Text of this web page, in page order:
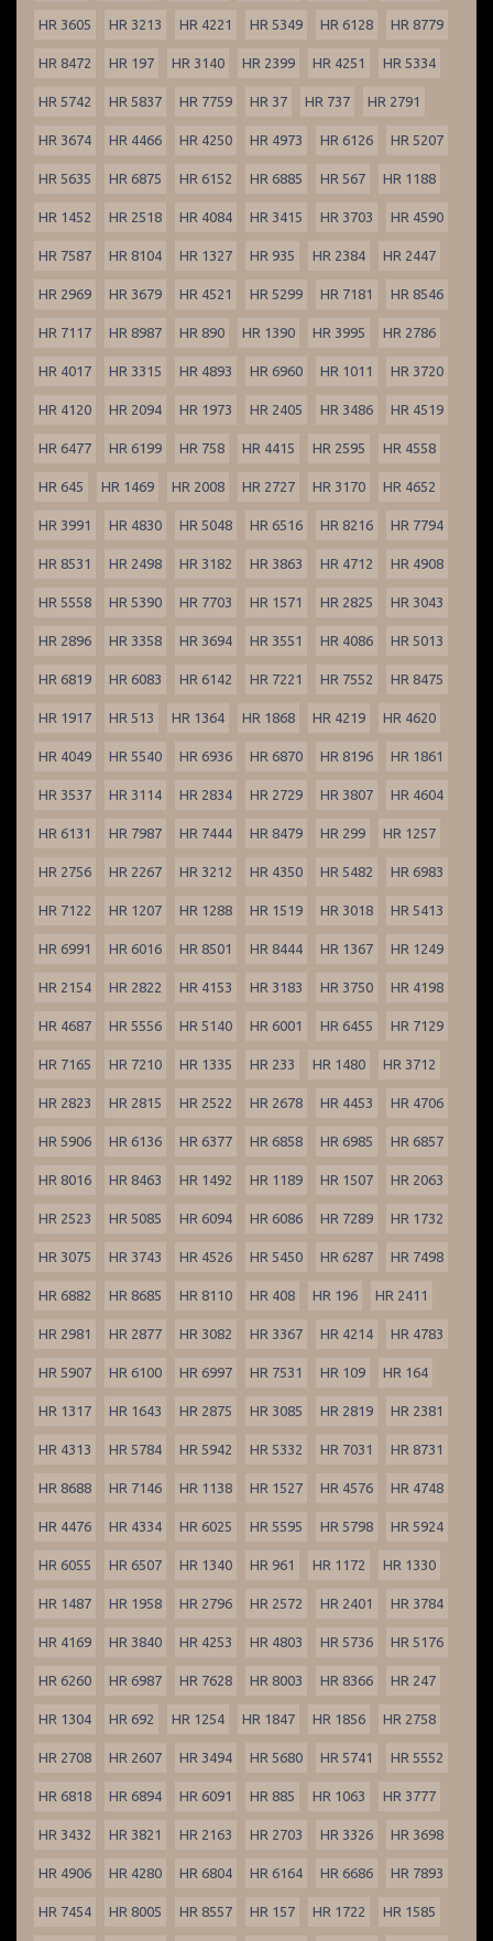
HR 3605 HR 3213 HR 4221 HR 5349 HR 6128 HR 8779
HR 8472 HR 197 HR 3140 HR 2399 HR 4251 HR 5334
HR 5742 HR 5837 HR 7759 HR 37 HR 737 HR 2791
HR 3674 HR 4466 HR 4250 HR 4973 HR 6126 HR 5207
HR 5635 HR 6875 HR 6152 HR 6885 HR 567 HR 1188
HR 1452 HR 2518 HR 4084 HR 3415 HR 3703 HR 4590
HR 7587 HR 8104 HR 1327 HR 935 HR 2384 HR 2447
HR 2969 HR 3679 HR 4521 HR 5299 HR 7181 HR 8546
HR 7117 HR 8987 HR 890 HR 1390 HR 3995 HR 2786
HR 4017 HR 3315 HR 4893 HR 6960 HR 1011 HR 3720
HR 4120 HR 2094 HR 1973 HR 2405 HR 3486 HR 4519
HR 6477 HR 6199 HR 758 HR 4415 HR 2595 HR 4558
HR 645 HR 1469 HR 2008 HR 2727 HR 3170 HR 4652
HR 3991 HR 4830 HR 5048 HR 6516 HR 8216 HR 7794
HR 8531 HR 2498 HR 3182 HR 3863 HR 4712 HR 4908
HR 5558 HR 5390 HR 7703 HR 1571 HR 2825 HR 3043
HR 2896 HR 3358 HR 3694 HR 3551 HR 4086 HR 5013
HR 6819 HR 6083 HR 6142 HR 7221 HR 7552 HR 8475
HR 1917 HR 513 HR 1364 HR 1868 HR 4219 HR 4620
HR 4049 HR 5540 HR 6936 HR 6870 HR 8196 HR 1861
HR 3537 HR 3114 HR 2834 HR 2729 HR 3807 HR 4604
HR 6131 HR 7987 HR 7444 HR 8479 HR 299 HR 1257
HR 2756 HR 2267 HR 3212 HR 4350 HR 5482 HR 6983
HR 7122 HR 1207 HR 1288 HR 1519 HR 3018 HR 5413
HR 6991 HR 6016 HR 8501 HR 8444 HR 1367 HR 1249
HR 2154 HR 2822 HR 4153 HR 3183 HR 3750 HR 4198
HR 4687 HR 5556 HR 5140 HR 6001 HR 6455 HR 7129
HR 7165 HR 7210 HR 1335 HR 233 HR 1480 HR 3712
HR 2823 HR 2815 HR 2522 HR 2678 HR 4453 HR 4706
HR 5906 HR 6136 HR 6377 HR 6858 HR 6985 HR 6857
HR 8016 HR 8463 HR 1492 HR 1189 HR 1507 HR 2063
HR 2523 HR 5085 HR 6094 HR 6086 HR 7289 HR 1732
HR 3075 HR 3743 HR 4526 HR 5450 HR 6287 HR 7498
HR 6882 HR 8685 HR 8110 HR 408 HR 196 HR 2411
HR 2981 HR 2877 HR 3082 HR 3367 HR 4214 HR 4783
HR 5907 HR 6100 HR 6997 HR 7531 HR 109 HR 164
HR 1317 HR 1643 HR 2875 HR 3085 HR 2819 HR 2381
HR 4313 HR 5784 HR 5942 HR 5332 HR 7031 HR 8731
HR 8688 HR 7146 HR 1138 HR 1527 HR 4576 HR 4748
HR 4476 HR 4334 HR 6025 HR 5595 HR 5798 HR 5924
HR 6055 HR 6507 HR 1340 HR 961 HR 1172 HR 1330
HR 1487 HR 1958 HR 2796 HR 2572 HR 2401 HR 3784
HR 4169 HR 3840 HR 4253 HR 4803 HR 5736 HR 5176
HR 6260 HR 6987 HR 7628 HR 8003 HR 8366 HR 247
HR 1304 HR 692 HR 1254 HR 1847 HR 1856 HR 2758
HR 2708 HR 2607 HR 3494 HR 5680 HR 5741 HR 5552
HR 6818 HR 6894 HR 6091 HR 885 HR 1063 HR 3777
HR 3432 HR 3821 HR 2163 HR 2703 HR 3326 HR 3698
HR 4906 HR 4280 HR 6804 HR 6164 HR 6686 HR 7893
HR 7454 HR 8005 HR 8557 HR 157 HR 1722 HR 1585